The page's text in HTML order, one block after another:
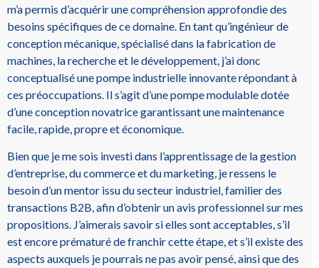
m’a permis d’acquérir une compréhension approfondie des
besoins spécifiques de ce domaine. En tant qu’ingénieur de
conception mécanique, spécialisé dans la fabrication de
machines, la recherche et le développement, j’ai donc
conceptualisé une pompe industrielle innovante répondant à
ces préoccupations. Il s’agit d’une pompe modulable dotée
d’une conception novatrice garantissant une maintenance
facile, rapide, propre et économique.
Bien que je me sois investi dans l’apprentissage de la gestion
d’entreprise, du commerce et du marketing, je ressens le
besoin d’un mentor issu du secteur industriel, familier des
transactions B2B, afin d’obtenir un avis professionnel sur mes
propositions. J’aimerais savoir si elles sont acceptables, s’il
est encore prématuré de franchir cette étape, et s’il existe des
aspects auxquels je pourrais ne pas avoir pensé, ainsi que des